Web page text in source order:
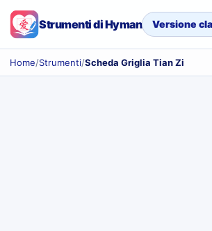
Strumenti di Hyman Versione
Home/Strumenti/Scheda Griglia Tian Zi